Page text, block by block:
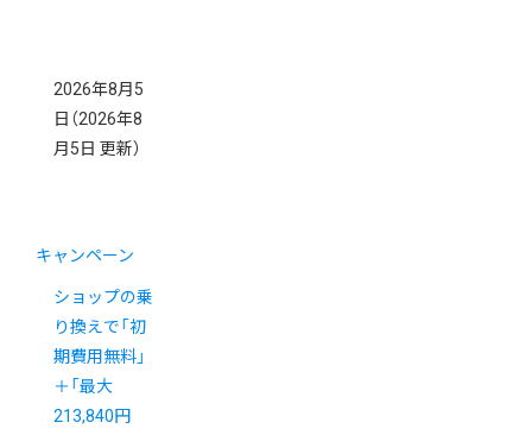
2026年8月5
日 （2026年8
月5日 更新）
キャンペーン
ショップの乗
り換えで「初
期費用無料」
＋「最大
213,840円